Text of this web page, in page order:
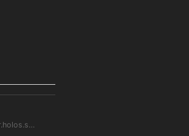
@HolosDiscover@discover.holos.social